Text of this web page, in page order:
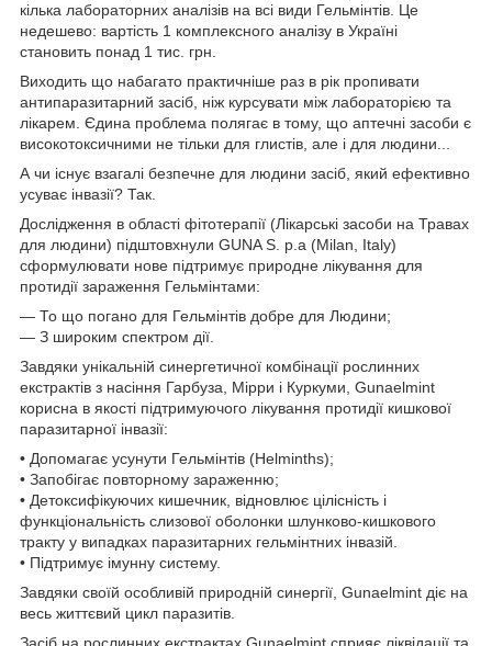
кілька лабораторних аналізів на всі види Гельмінтів. Це
недешево: вартість 1 комплексного аналізу в Україні
становить понад 1 тис. грн.
Виходить що набагато практичніше раз в рік пропивати
антипаразитарний засіб, ніж курсувати між лабораторією та
лікарем. Єдина проблема полягає в тому, що аптечні засоби є
високотоксичними не тільки для глистів, але і для людини...
А чи існує взагалі безпечне для людини засіб, який ефективно
усуває інвазії? Так.
Дослідження в області фітотерапії (Лікарські засоби на Травах
для людини) підштовхнули GUNA S. p.a (Milan, Italy)
сформулювати нове підтримує природне лікування для
протидії зараження Гельмінтами:
— То що погано для Гельмінтів добре для Людини;
— З широким спектром дії.
Завдяки унікальній синергетичної комбінації рослинних
екстрактів з насіння Гарбуза, Мірри і Куркуми, Gunaelmint
корисна в якості підтримуючого лікування протидії кишкової
паразитарної інвазії:
• Допомагає усунути Гельмінтів (Helminths);
• Запобігає повторному зараженню;
• Детоксифікуючих кишечник, відновлює цілісність і
функціональність слизової оболонки шлунково-кишкового
тракту у випадках паразитарних гельмінтних інвазій.
• Підтримує імунну систему.
Завдяки своїй особливій природній синергії, Gunaelmint діє на
весь життєвий цикл паразитів.